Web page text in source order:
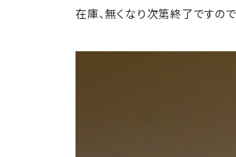
在庫、無くなり次第終了ですの